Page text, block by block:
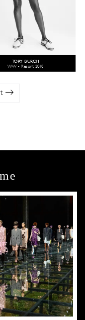
TORY BURCH
WW - Resort 2018